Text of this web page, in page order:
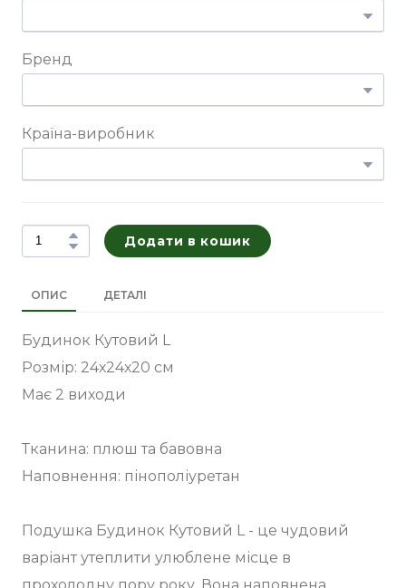
Бренд
Країна-виробник
Додати в кошик
ОПИС ДЕТАЛІ
Будинок Кутовий L
Розмір: 24х24х20 см
Має 2 виходи
Тканина: плюш та бавовна
Наповнення: пінополіуретан
Подушка Будинок Кутовий L - це чудовий
варіант утеплити улюблене місце в
прохолодну пору року. Вона наповнена